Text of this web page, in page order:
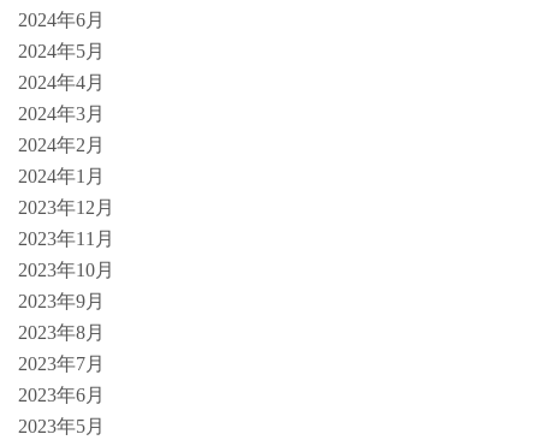
2024年6月
2024年5月
2024年4月
2024年3月
2024年2月
2024年1月
2023年12月
2023年11月
2023年10月
2023年9月
2023年8月
2023年7月
2023年6月
2023年5月